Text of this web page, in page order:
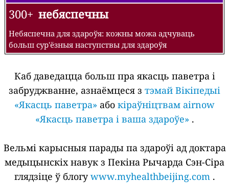
300+ небяспечны
Небяспечна для здароўя: кожны можа адчуваць
больш сур'ёзныя наступствы для здароўя
Каб даведацца больш пра якасць паветра і
забруджванне, азнаёмцеся з тэмай Вікіпедыі
«Якасць паветра» або кіраўніцтвам airnow
«Якасць паветра і ваша здароўе» .
Вельмі карысныя парады па здароўі ад доктара
медыцынскіх навук з Пекіна Рычарда Сэн-Сіра
глядзіце ў блогуwww.myhealthbeijing.com.